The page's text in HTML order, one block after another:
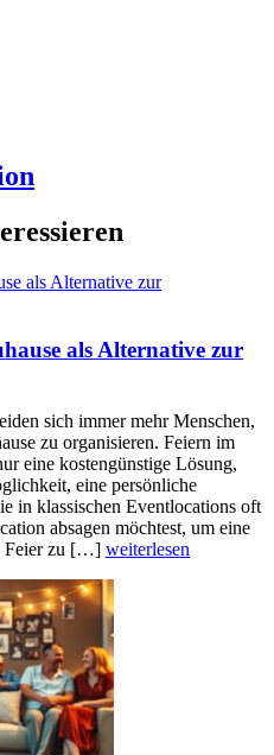
als Alternative zur
sich immer mehr Menschen,
zu organisieren. Feiern im
eine kostengünstige Lösung,
eine persönliche
in klassischen Eventlocations oft
absagen möchtest, um eine
Feier zu […] weiterlesen